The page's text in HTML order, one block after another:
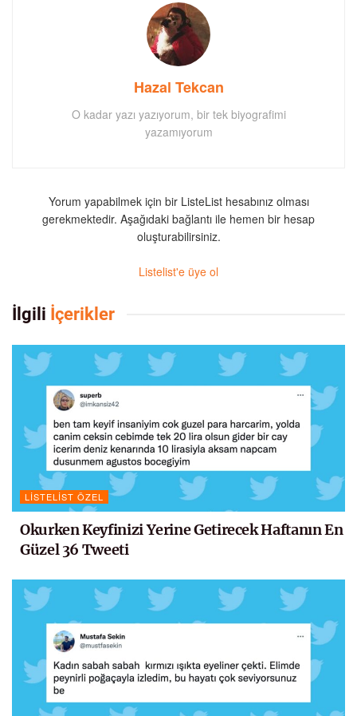
Hazal Tekcan
O kadar yazı yazıyorum, bir tek biyografimi
yazamıyorum
Yorum yapabilmek için bir ListeList hesabınız olması
gerekmektedir. Aşağıdaki bağlantı ile hemen bir hesap
oluşturabilirsiniz.
Listelist'e üye ol
İlgili İçerikler
LISTELIST ÖZEL
Okurken Keyfinizi Yerine Getirecek Haftanın En
Güzel 36 Tweeti